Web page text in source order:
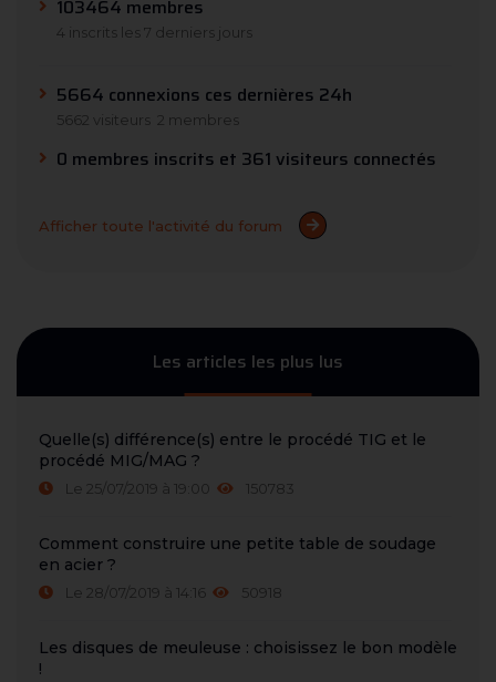
103464 membres
4 inscrits les 7 derniers jours
5664 connexions ces dernières 24h
5662 visiteurs 2 membres
0 membres inscrits et 361 visiteurs connectés
Afficher toute l'activité du forum
Les articles les plus lus
Quelle(s) différence(s) entre le procédé TIG et le
procédé MIG/MAG ?
Le 25/07/2019 à 19:00 150783
Comment construire une petite table de soudage
en acier ?
Le 28/07/2019 à 14:16 50918
Les disques de meuleuse : choisissez le bon modèle
!